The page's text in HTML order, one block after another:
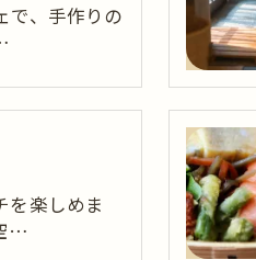
で、手作りの
を楽しめま
…